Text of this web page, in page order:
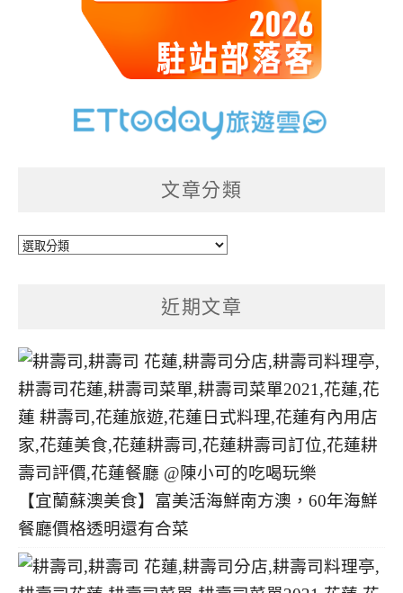
文章分類
文
近期文章
【宜蘭蘇澳美食】富美活海鮮南方澳，60年海鮮
餐廳價格透明還有合菜